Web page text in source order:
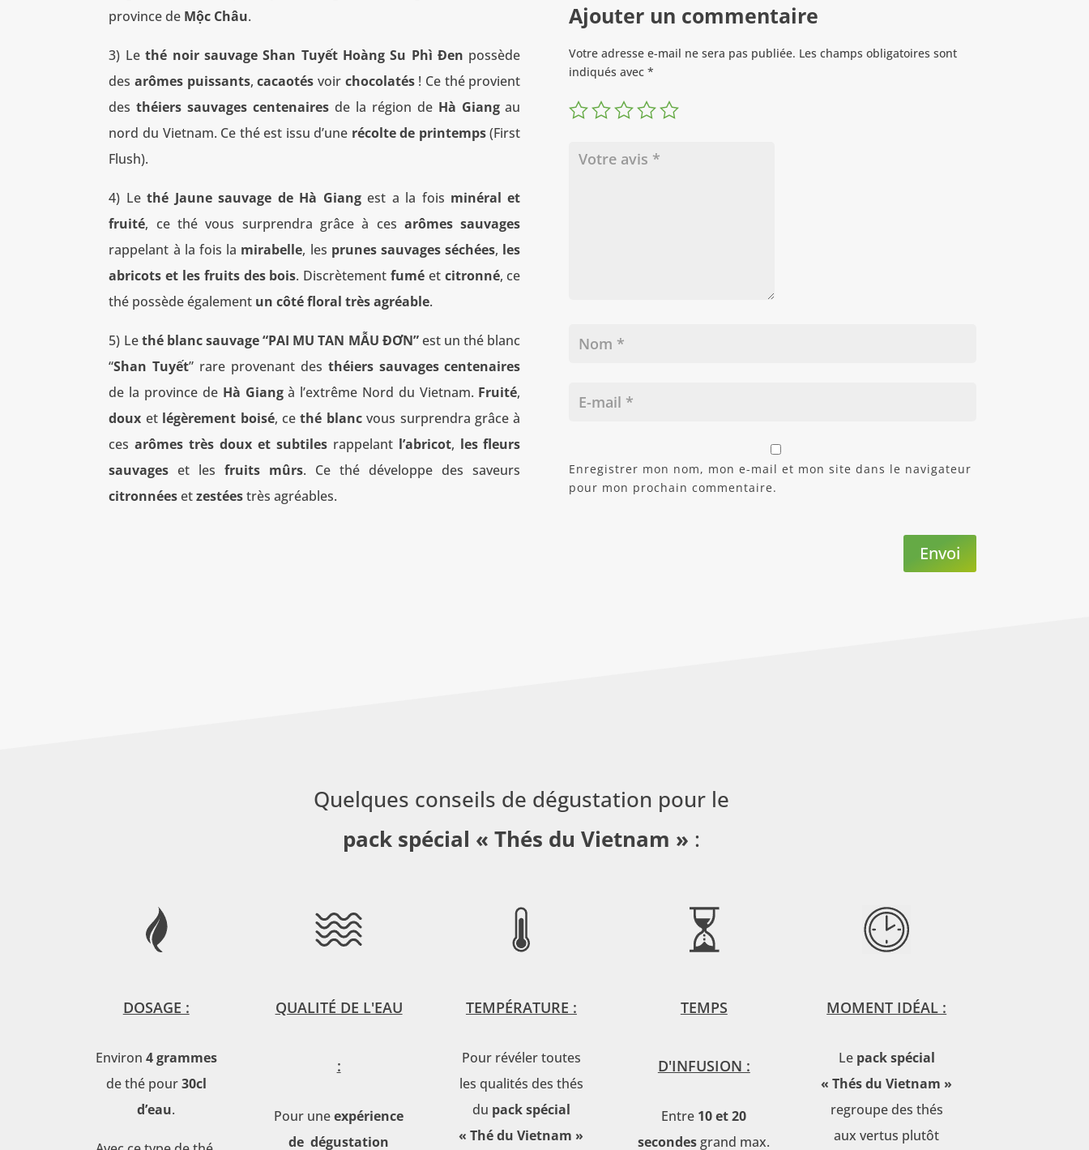
province de Mộc Châu.
3) Lethé noir sauvage Shan Tuyết Hoàng Su Phì Đen possède
desarômes puissants,cacaotés voir chocolatés! Ce thé provient
desthéiers sauvages centenaires de la région deHà Giangau
nord du Vietnam. Ce thé est issu d’une récolte de printemps(First
Flush).
4) Lethé Jaune sauvage de Hà Giangest a la fois minéral et
fruité, ce thé vous surprendra grâce à cesarômes sauvages
rappelant à la fois la mirabelle, les prunes sauvages séchées, les
abricots et les fruits des bois. Discrètementfumé et citronné, ce
thé possède également un côté floral très agréable.
5) Lethé blanc sauvage “PAI MU TAN MẪU ĐƠN”est un thé blanc
“Shan Tuyết” rare provenant des théiers sauvages centenaires
de la province de Hà Giangà l’extrême Nord du Vietnam. Fruité,
doux etlégèrement boisé, cethé blancvous surprendra grâce à
cesarômes très doux et subtilesrappelant l’abricot, les fleurs
sauvages et lesfruits mûrs. Ce thé développe des saveurs
citronnéesetzestéestrès agréables.
Ajouter un commentaire
Votre adresse e-mail ne sera pas publiée. Les champs obligatoires sont
indiqués avec *
Enregistrer mon nom, mon e-mail et mon site dans le navigateur
pour mon prochain commentaire.
Envoi
Quelques conseils de dégustation pour le
pack spécial « Thés du Vietnam » :
DOSAGE :
Environ 4 grammes
de thé pour30cl
d’eau.
QUALITÉ DE L'EAU
:
Pour uneexpérience
de dégustation
TEMPÉRATURE :
Pour révéler toutes
les qualités des thés
du pack spécial
« Thé du Vietnam »
TEMPS
D'INFUSION :
Entre 10 et 20
secondesgrand max.
MOMENT IDÉAL :
Le pack spécial
« Thés du Vietnam »
regroupe des thés
aux vertus plutôt